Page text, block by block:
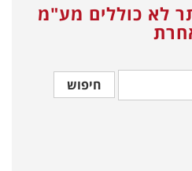
לא כוללים מע"מ
חיפוש